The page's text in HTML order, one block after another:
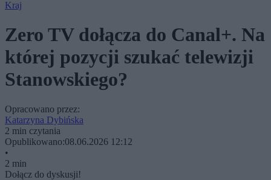
Kraj
Zero TV dołącza do Canal+. Na
której pozycji szukać telewizji
Stanowskiego?
Opracowano przez:
Katarzyna Dybińska
2 min czytania
Opublikowano:08.06.2026 12:12
•
2 min
Dołącz do dyskusji!